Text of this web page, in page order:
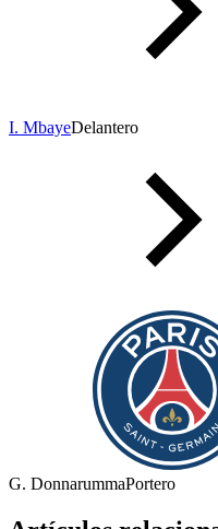
I. MbayeDelantero
G. DonnarummaPortero